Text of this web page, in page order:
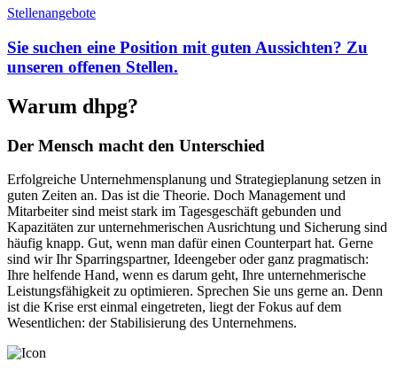
Stellenangebote
Sie suchen eine Position mit guten Aussichten? Zu
unseren offenen Stellen.
Warum dhpg?
Der Mensch macht den Unterschied
Erfolgreiche Unternehmensplanung und Strategieplanung setzen in
guten Zeiten an. Das ist die Theorie. Doch Management und
Mitarbeiter sind meist stark im Tagesgeschäft gebunden und
Kapazitäten zur unternehmerischen Ausrichtung und Sicherung sind
häufig knapp. Gut, wenn man dafür einen Counterpart hat. Gerne
sind wir Ihr Sparringspartner, Ideengeber oder ganz pragmatisch:
Ihre helfende Hand, wenn es darum geht, Ihre unternehmerische
Leistungsfähigkeit zu optimieren. Sprechen Sie uns gerne an. Denn
ist die Krise erst einmal eingetreten, liegt der Fokus auf dem
Wesentlichen: der Stabilisierung des Unternehmens.